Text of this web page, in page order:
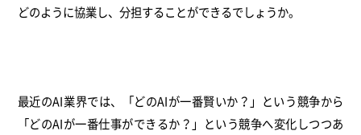
どのように協業し、分担することができるでしょうか。
最近のAI業界では、「どのAIが一番賢いか？」という競争から
「どのAIが一番仕事ができるか？」という競争へ変化しつつあ